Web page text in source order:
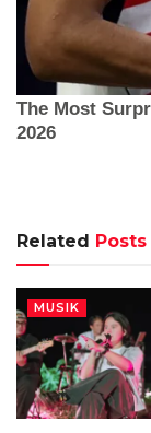
Related Posts
MUSIK